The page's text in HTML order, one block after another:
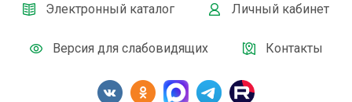
Электронный каталог Личный кабинет
Версия для слабовидящих Контакты